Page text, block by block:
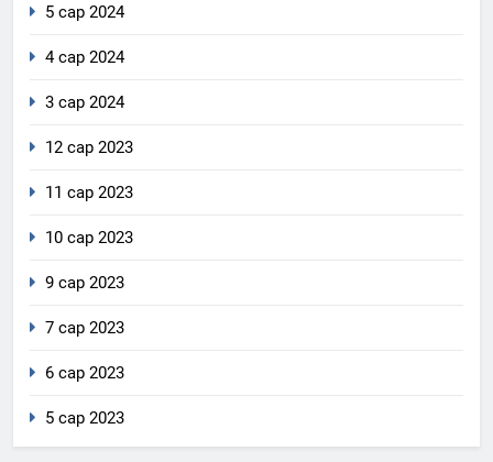
5 сар 2024
4 сар 2024
3 сар 2024
12 сар 2023
11 сар 2023
10 сар 2023
9 сар 2023
7 сар 2023
6 сар 2023
5 сар 2023